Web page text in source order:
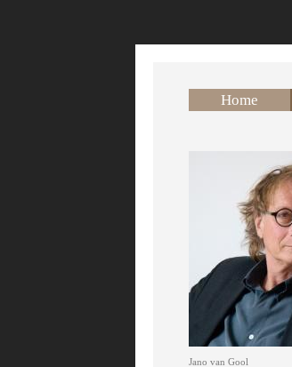
Home
Jano van Gool